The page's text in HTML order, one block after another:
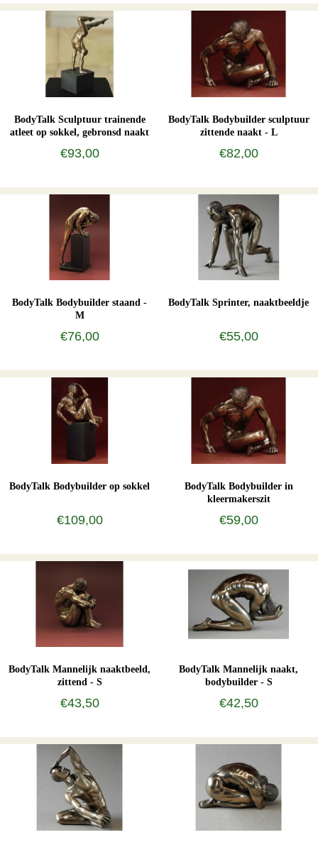
BodyTalk Sculptuur trainende
atleet op sokkel, gebronsd naakt
€93,00
BodyTalk Bodybuilder sculptuur
zittende naakt - L
€82,00
BodyTalk Bodybuilder staand -
M
€76,00
BodyTalk Sprinter, naaktbeeldje
€55,00
BodyTalk Bodybuilder op sokkel
€109,00
BodyTalk Bodybuilder in
kleermakerszit
€59,00
BodyTalk Mannelijk naaktbeeld,
zittend - S
€43,50
BodyTalk Mannelijk naakt,
bodybuilder - S
€42,50